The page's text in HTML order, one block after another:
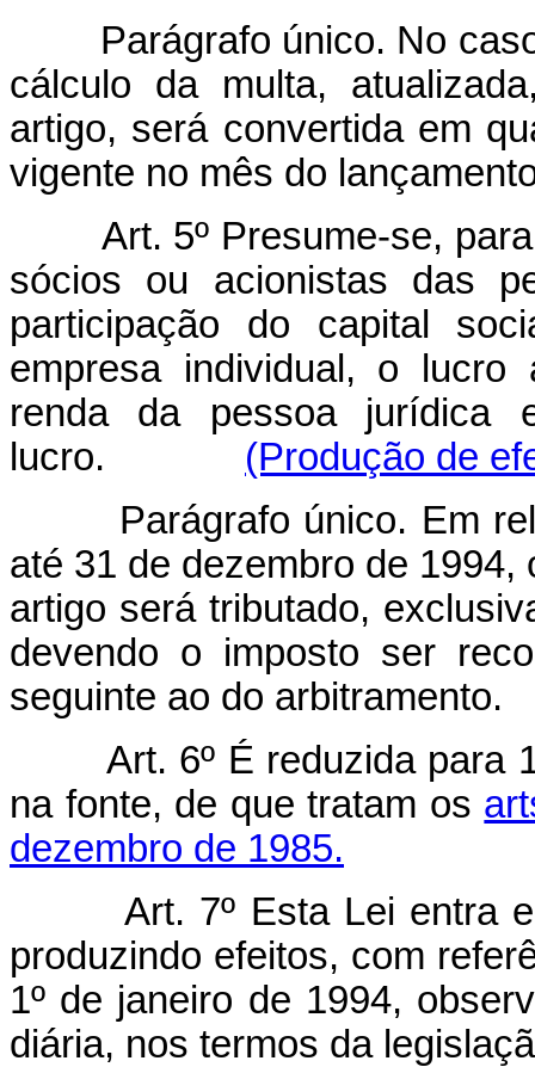
Parágrafo único. No
cálculo da multa,
artigo, será convertida em
vigente no mês do
Art. 5º Presume-se,
sócios ou acionistas das
participação do capital
empresa individual, o lucro
renda da pessoa jurídica
lucro. (Produção de
Parágrafo único. Em
até 31 de dezembro de
artigo será tributado,
devendo o imposto ser
seguinte ao do arbitramento.
Art. 6º É reduzida para
na fonte, de que tratam os
dezembro de 1985.
Art. 7º Esta Lei entra
produzindo efeitos, com
1º de janeiro de 1994,
diária, nos termos da